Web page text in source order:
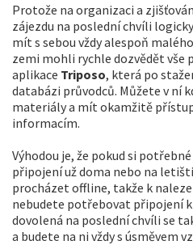
Protože na organizaci a
zájezdu na poslední chvíli
mít s sebou vždy alespoň
zemi mohli rychle dozvědět vše
aplikace Triposo, která po
databázi průvodců. Můžete v ní
materiály a mít okamžitě
informacím.
Výhodou je, že pokud si
připojení už doma nebo na
procházet offline, takže k
nebudete potřebovat připojení
dovolená na poslední chvíli se
a budete na ni vždy s úsměvem